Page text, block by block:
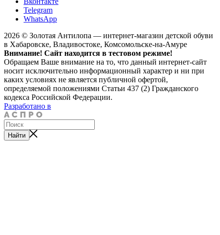
Telegram
WhatsApp
2026 © Золотая Антилопа — интернет-магазин детской обуви
в Хабаровске, Владивостоке, Комсомольске-на-Амуре
Внимание! Сайт находится в тестовом режиме!
Обращаем Ваше внимание на то, что данный интернет-сайт
носит исключительно информационный характер и ни при
каких условиях не является публичной офертой,
определяемой положениями Статьи 437 (2) Гражданского
кодекса Российской Федерации.
Разработано в
Найти